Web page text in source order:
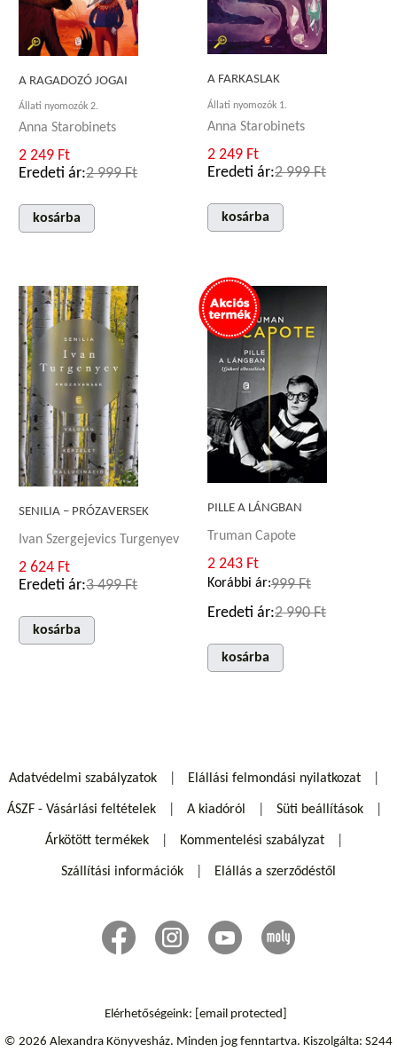
A RAGADOZÓ JOGAI
Állati nyomozók 2.
Anna Starobinets
2 249 Ft
Eredeti ár:2 999 Ft
kosárba
A FARKASLAK
Állati nyomozók 1.
Anna Starobinets
2 249 Ft
Eredeti ár:2 999 Ft
kosárba
SENILIA – PRÓZAVERSEK
Ivan Szergejevics Turgenyev
2 624 Ft
Eredeti ár:3 499 Ft
kosárba
PILLE A LÁNGBAN
Truman Capote
2 243 Ft
Korábbi ár:999 Ft
Eredeti ár:2 990 Ft
kosárba
Adatvédelmi szabályzatok Elállási felmondási nyilatkozat
ÁSZF - Vásárlási feltételek A kiadóról Süti beállítások
Árkötött termékek Kommentelési szabályzat
Szállítási információk Elállás a szerződéstől
Elérhetőségeink: [email protected]
© 2026 Alexandra Könyvesház. Minden jog fenntartva. Kiszolgálta: S244